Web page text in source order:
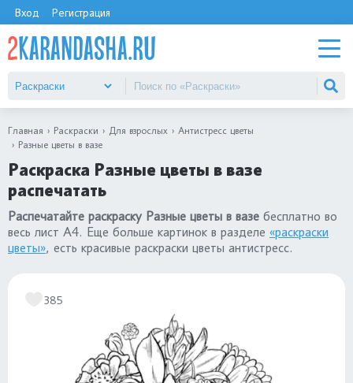
Вход Регистрация
Главная Раскраски Для взрослых
Антистресс цветы
Разные цветы в вазе
Раскраска Разные цветы в вазе
распечатать
Распечатайте раскраску Разные цветы в вазе бесплатно во
весь лист А4. Еще больше картинок в разделе «раскраски
цветы», есть красивые раскраски цветы антистресс.
385